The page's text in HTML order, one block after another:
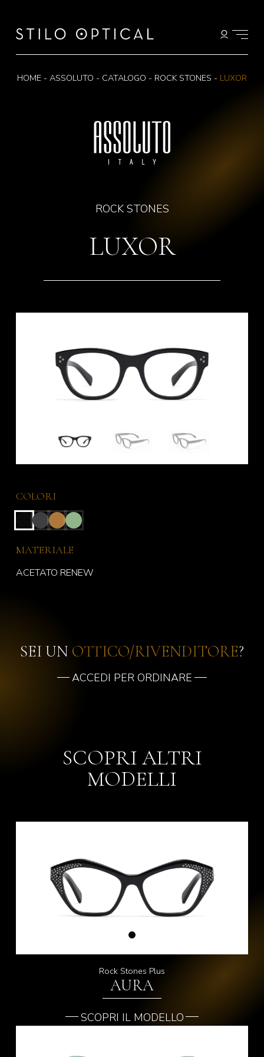
HOME - ASSOLUTO - CATALOGO - ROCK STONES - LUXOR
ROCK STONES
LUXOR
MATERIALE
ACETATO RENEW
COLORI
SEI UN OTTICO/RIVENDITORE?
ACCEDI PER ORDINARE
SCOPRI ALTRI
MODELLI
Rock Stones Plus
AURA
SCOPRI IL MODELLO